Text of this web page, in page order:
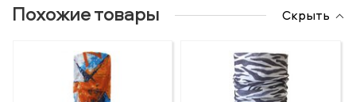
Похожие товары Скрыть